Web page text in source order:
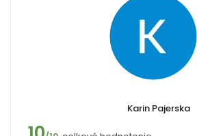
Karin Pajerska